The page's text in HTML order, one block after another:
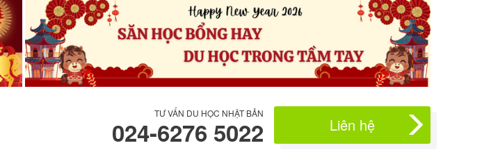
TƯ VẤN DU HỌC NHẬT BẢN
024-6276 5022 Liên hệ